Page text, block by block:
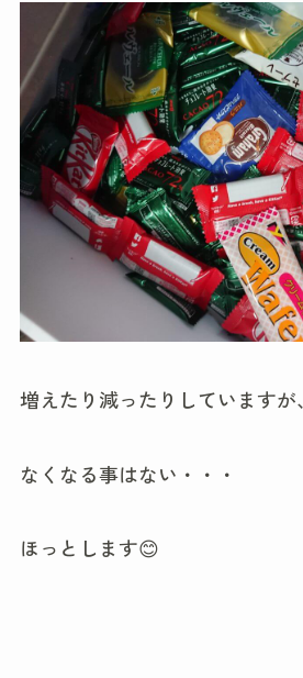
増えたり減ったりしていますが、
なくなる事はない・・・
ほっとします😊